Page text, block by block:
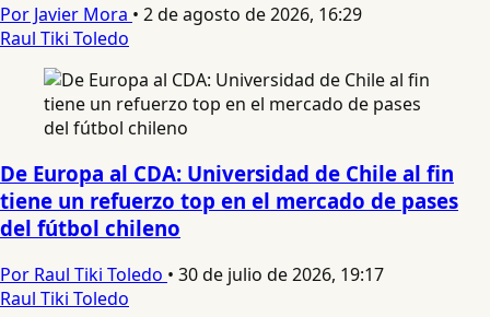
Por Javier Mora • 2 de agosto de 2026, 16:29
Raul Tiki Toledo
De Europa al CDA: Universidad de Chile al fin
tiene un refuerzo top en el mercado de pases
del fútbol chileno
Por Raul Tiki Toledo • 30 de julio de 2026, 19:17
Raul Tiki Toledo